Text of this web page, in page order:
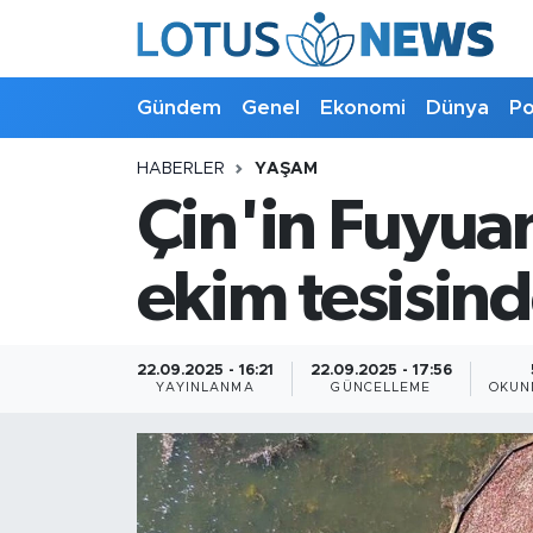
Gündem Genel Ekonomi Dünya
HABERLER YAŞAM
Çin'in
ekim
22.09.2025 - 16:21
YAYINLANMA
22.09.2025 - 17:56
GÜNCELLEME
Bilim ve Teknoloji
Çin Fuarları